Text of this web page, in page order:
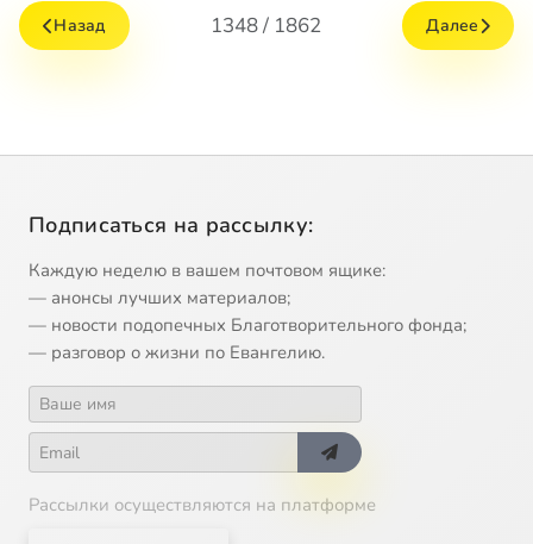
Назад 1348 / 1862 Далее
Подписаться на рассылку:
Каждую неделю в вашем почтовом ящике:
— анонсы лучших материалов;
— новости подопечных Благотворительного фонда;
— разговор о жизни по Евангелию.
Рассылки осуществляются на платформе